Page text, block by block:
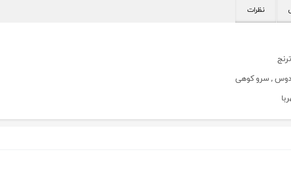
نظرات
, سرو کوهی